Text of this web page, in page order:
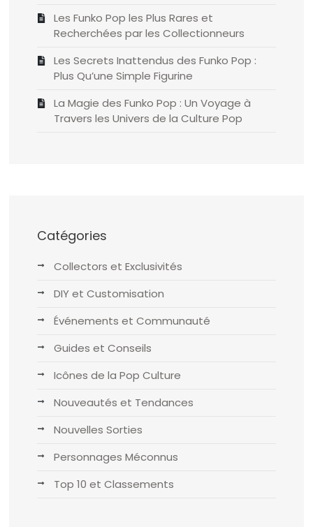
Les Funko Pop les Plus Rares et
Recherchées par les Collectionneurs
Les Secrets Inattendus des Funko Pop :
Plus Qu’une Simple Figurine
La Magie des Funko Pop : Un Voyage à
Travers les Univers de la Culture Pop
Catégories
Collectors et Exclusivités
DIY et Customisation
Événements et Communauté
Guides et Conseils
Icônes de la Pop Culture
Nouveautés et Tendances
Nouvelles Sorties
Personnages Méconnus
Top 10 et Classements